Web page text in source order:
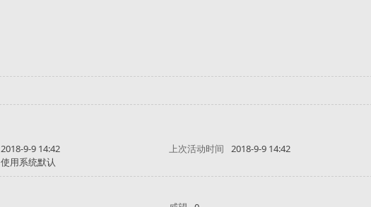
2018-9-9 14:42 上次活动时间
2018-9-9 14:42
使用系统默认